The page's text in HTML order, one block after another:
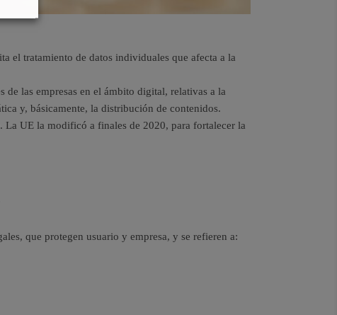
el tratamiento de datos individuales que afecta a la
de las empresas en el ámbito digital, relativas a la
y, básicamente, la distribución de contenidos.
UE la modificó a finales de 2020, para fortalecer la
que protegen usuario y empresa, y se refieren a: